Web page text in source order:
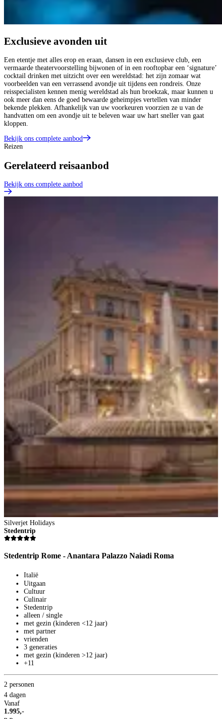
Exclusieve avonden uit
Een etentje met alles erop en eraan, dansen in een exclusieve club, een
vermaarde theatervoorstelling bijwonen of in een rooftopbar een ‘signature’
cocktail drinken met uitzicht over een wereldstad: het zijn zomaar wat
voorbeelden van een verrassend avondje uit tijdens een rondreis. Onze
reisspecialisten kennen menig wereldstad als hun broekzak, maar kunnen u
ook meer dan eens de goed bewaarde geheimpjes vertellen van minder
bekende plekken. Afhankelijk van uw voorkeuren voorzien ze u van de
handvatten om een avondje uit te beleven waar uw hart sneller van gaat
kloppen.
Bekijk ons complete aanbod
Reizen
Gerelateerd reisaanbod
Bekijk ons complete aanbod
Silverjet Holidays
Stedentrip
Stedentrip Rome - Anantara Palazzo Naiadi Roma
Italië
Uitgaan
Cultuur
Culinair
Stedentrip
alleen / single
met gezin (kinderen <12 jaar)
met partner
vrienden
3 generaties
met gezin (kinderen >12 jaar)
+11
2 personen
4 dagen
Vanaf
1.995,-